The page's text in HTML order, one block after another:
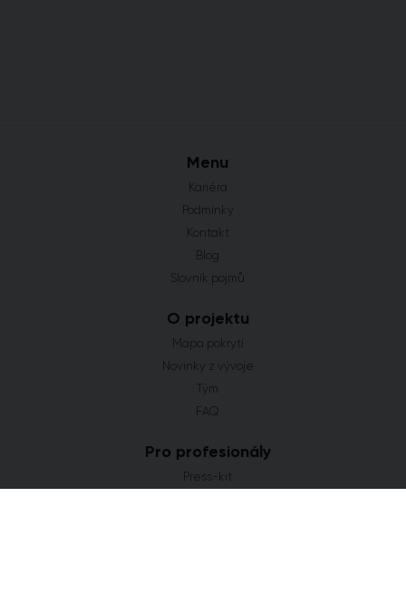
Menu
Kariéra
Podmínky
Kontakt
Blog
Slovník pojmů
O projektu
Mapa pokrytí
Novinky z vývoje
Tým
FAQ
Pro profesionály
Press-kit